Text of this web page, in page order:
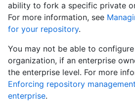
ability to fork a specific private
For more information, see
for your repository.
You may not be able to
organization, if an enterprise
the enterprise level. For more
Enforcing repository
enterprise.